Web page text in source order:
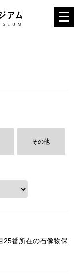
メ
ニ
その他
番所在の石像物保